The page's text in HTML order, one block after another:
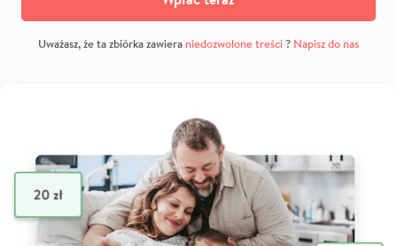
Uważasz, że ta zbiórka zawiera niedozwolone treści? Napisz do nas